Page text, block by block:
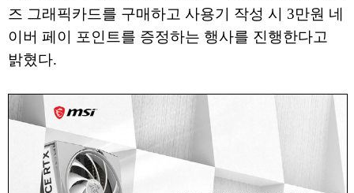
즈 그래픽카드를 구매하고 사용기 작성 시 3만원 네
이버 페이 포인트를 증정하는 행사를 진행한다고
밝혔다.